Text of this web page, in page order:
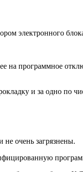
электронного
на программное
и за одно по
не очень загрязнены.